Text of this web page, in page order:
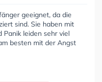
geeignet, da die
sind. Sie haben mit
Panik leiden sehr viel
besten mit der Angst